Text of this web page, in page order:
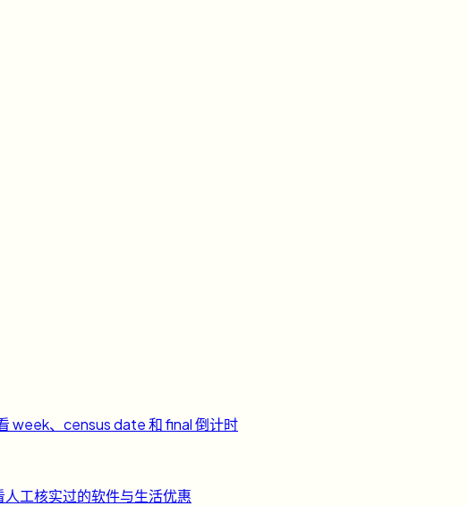
week、census date 和 final 倒计时
人工核实过的软件与生活优惠